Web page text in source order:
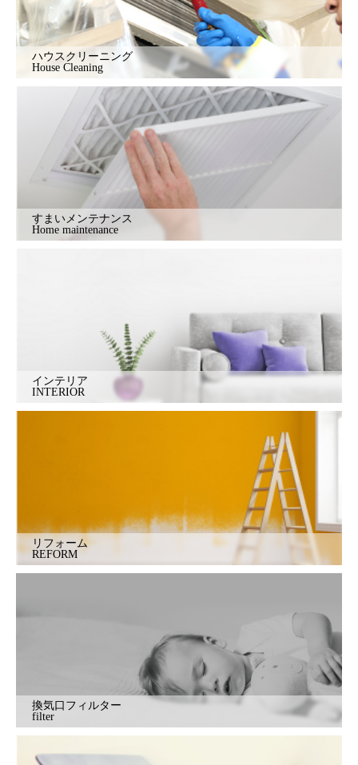
ハウスクリーニング
House Cleaning
すまいメンテナンス
Home maintenance
インテリア
INTERIOR
リフォーム
REFORM
換気口フィルター
filter